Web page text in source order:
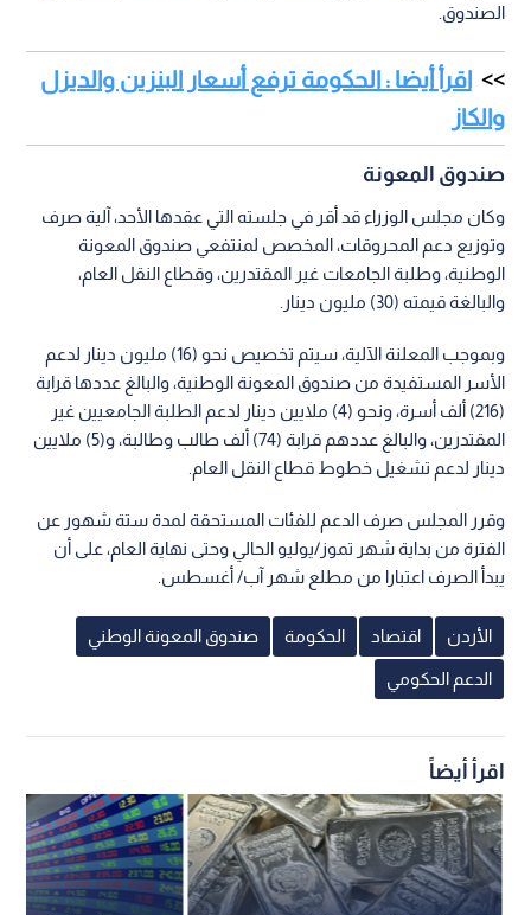
الصندوق.
اقرأ أيضا : الحكومة ترفع أسعار البنزين والديزل
والكاز
صندوق المعونة
وكان مجلس الوزراء قد أقر في جلسته التي عقدها الأحد، آلية صرف
وتوزيع دعم المحروقات، المخصص لمنتفعي صندوق المعونة
الوطنية، وطلبة الجامعات غير المقتدرين، وقطاع النقل العام،
والبالغة قيمته (30) مليون دينار.
وبموجب المعلنة الآلية، سيتم تخصيص نحو (16) مليون دينار لدعم
الأسر المستفيدة من صندوق المعونة الوطنية، والبالغ عددها قرابة
(216) ألف أسرة، ونحو (4) ملايين دينار لدعم الطلبة الجامعيين غير
المقتدرين، والبالغ عددهم قرابة (74) ألف طالب وطالبة، و(5) ملايين
دينار لدعم تشغيل خطوط قطاع النقل العام.
وقرر المجلس صرف الدعم للفئات المستحقة لمدة ستة شهور عن
الفترة من بداية شهر تموز/يوليو الحالي وحتى نهاية العام، على أن
يبدأ الصرف اعتبارا من مطلع شهر آب/ أغسطس.
الأردن اقتصاد الحكومة صندوق المعونة الوطني
الدعم الحكومي
اقرأ أيضاً